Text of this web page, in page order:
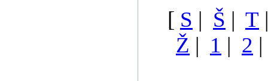
[ S | Š | T
Ž | 1 | 2